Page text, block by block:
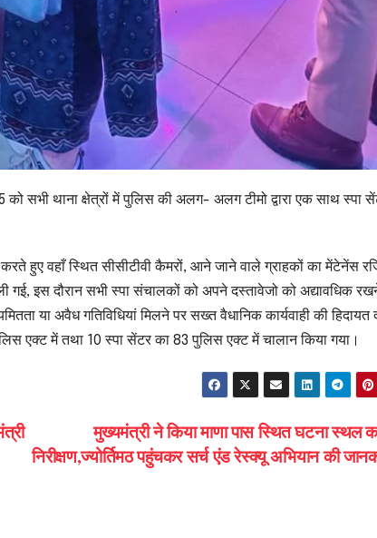
सभी थाना क्षेत्रों में पुलिस की अलग- अलग टीमो द्वारा एक साथ स्पा
हुए वहाँ स्थित सीसीटीवी कैमरों, आने जाने वाले ग्राहकों का मेंटेनेंस
गई, इस दौरान सभी स्पा संचालकों को अपने दस्तावेजो को अद्यावधिक
या अवैध गतिविधियां मिलने पर सख्त वैधानिक कार्यवाही की हिदायत
एक्ट में तथा 10 स्पा सेंटर का 83 पुलिस एक्ट में चालान किया गया।
मुख्यमंत्री ने किया माणा पास स्थित घटना स्थल
निरीक्षण,ज्योर्तिमठ पहुंचकर सर्च एंड रेस्क्यू अभियान की